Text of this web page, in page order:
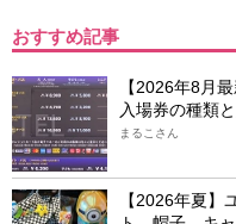
おすすめ記事
【2026年8月
入場券の種類
まるこさん
【2026年夏】